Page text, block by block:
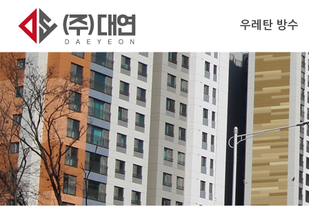
우레탄 방수